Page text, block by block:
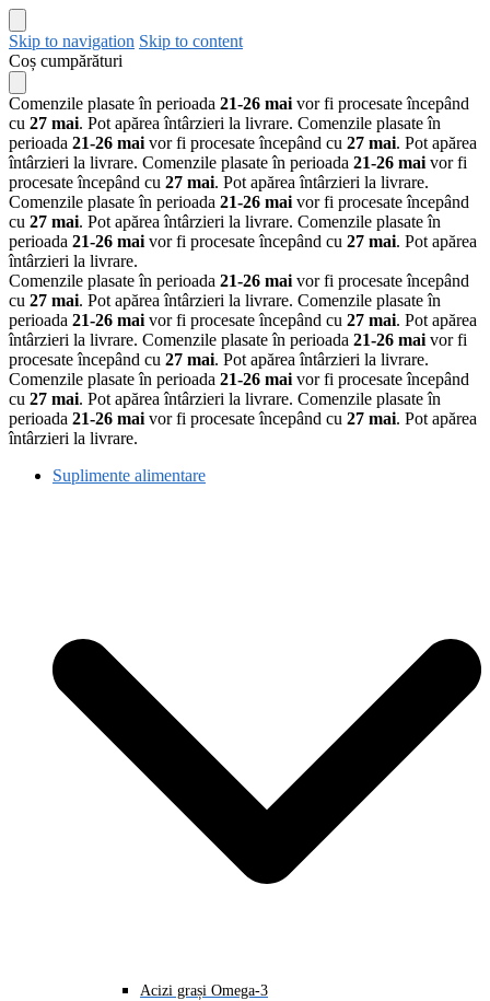
Skip to navigation Skip to content
Coș cumpărături
Comenzile plasate în perioada 21-26 mai vor fi procesate începând
cu 27 mai. Pot apărea întârzieri la livrare. Comenzile plasate în
perioada 21-26 mai vor fi procesate începând cu 27 mai. Pot apărea
întârzieri la livrare. Comenzile plasate în perioada 21-26 mai vor fi
procesate începând cu 27 mai. Pot apărea întârzieri la livrare.
Comenzile plasate în perioada 21-26 mai vor fi procesate începând
cu 27 mai. Pot apărea întârzieri la livrare. Comenzile plasate în
perioada 21-26 mai vor fi procesate începând cu 27 mai. Pot apărea
întârzieri la livrare.
Comenzile plasate în perioada 21-26 mai vor fi procesate începând
cu 27 mai. Pot apărea întârzieri la livrare. Comenzile plasate în
perioada 21-26 mai vor fi procesate începând cu 27 mai. Pot apărea
întârzieri la livrare. Comenzile plasate în perioada 21-26 mai vor fi
procesate începând cu 27 mai. Pot apărea întârzieri la livrare.
Comenzile plasate în perioada 21-26 mai vor fi procesate începând
cu 27 mai. Pot apărea întârzieri la livrare. Comenzile plasate în
perioada 21-26 mai vor fi procesate începând cu 27 mai. Pot apărea
întârzieri la livrare.
Suplimente alimentare
Acizi grași Omega-3